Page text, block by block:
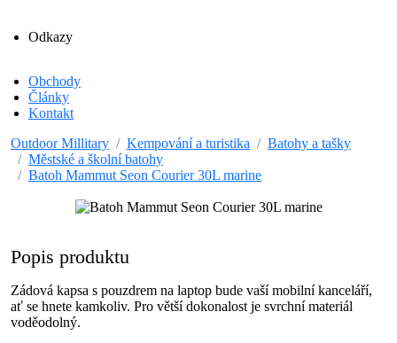
Odkazy
Obchody
Články
Kontakt
Outdoor Millitary
Kempování a turistika
Batohy a tašky
Městské a školní batohy
Batoh Mammut Seon Courier 30L marine
Popis produktu
Zádová kapsa s pouzdrem na laptop bude vaší mobilní kanceláří,
ať se hnete kamkoliv. Pro větší dokonalost je svrchní materiál
voděodolný.